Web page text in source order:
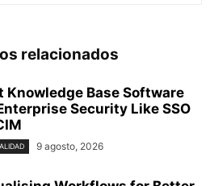
relacionados
Knowledge Base Software
Security Like SSO
9 agosto, 2026